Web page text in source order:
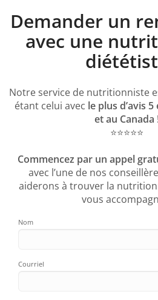
Demander un
avec une
Notre service de nutritionniste
étant celui avec le plus d’avis
et au Canada !
⭐️⭐️⭐️⭐️⭐️
Commencez par un appel
avec l’une de nos
aiderons à trouver la
vous
Nom
Courriel